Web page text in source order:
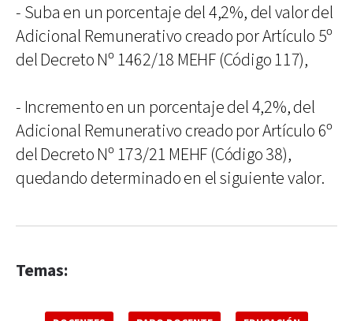
- Suba en un porcentaje del 4,2%, del valor del
Adicional Remunerativo creado por Artículo 5º
del Decreto Nº 1462/18 MEHF (Código 117),
- Incremento en un porcentaje del 4,2%, del
Adicional Remunerativo creado por Artículo 6º
del Decreto Nº 173/21 MEHF (Código 38),
quedando determinado en el siguiente valor.
Temas: